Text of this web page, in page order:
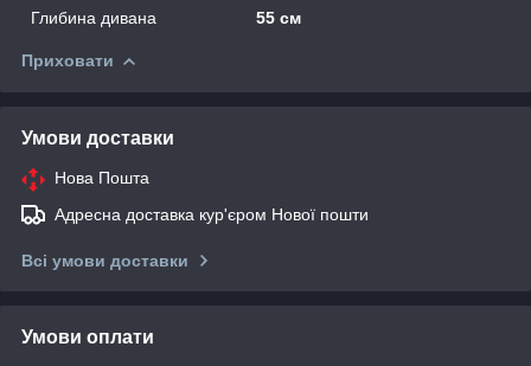
Глибина дивана
55 см
Приховати
Умови доставки
Нова Пошта
Адресна доставка кур'єром Нової пошти
Всі умови доставки
Умови оплати